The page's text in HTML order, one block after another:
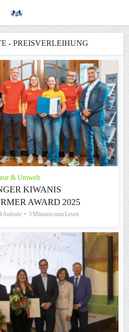
- PREISVERLEIHUNG
& Umwelt
KIWANIS
AWARD 2025
Aufrufe 3 Minuten zum Lesen